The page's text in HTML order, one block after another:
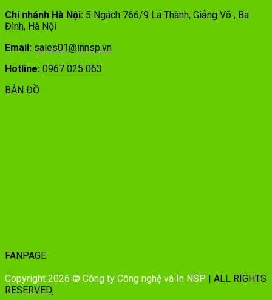
Chi nhánh Hà Nội: 5 Ngách 766/9 La Thành, Giảng Võ , Ba
Đình, Hà Nội
Email: sales01@innsp.vn
Hotline: 0967 025 063
BẢN ĐỒ
FANPAGE
Copyright 2026 © Công ty Công nghệ và In NSP | ALL RIGHTS
RESERVED.